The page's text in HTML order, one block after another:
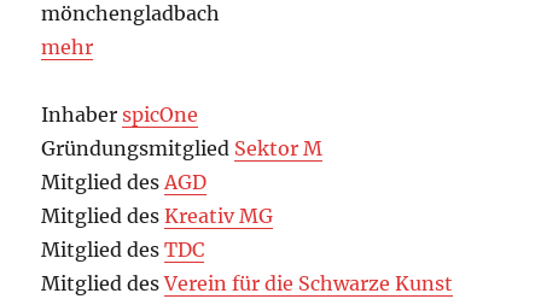
mönchengladbach
mehr
InhaberspicOne
Gründungsmitglied Sektor M
Mitglied desAGD
Mitglied desKreativ MG
Mitglied desTDC
Mitglied desVerein für die Schwarze Kunst